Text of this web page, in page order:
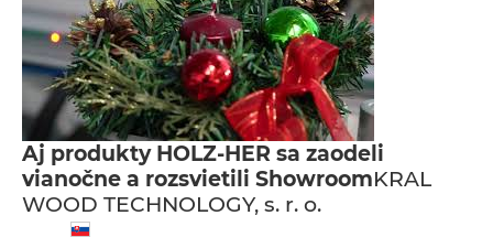
Aj produkty HOLZ-HER sa zaodeli
vianočne a rozsvietili ShowroomKRAL
WOOD TECHNOLOGY, s. r. o.